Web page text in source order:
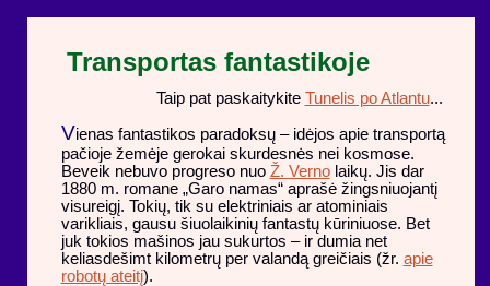
Transportas fantastikoje
Taip pat paskaitykite Tunelis po Atlantu...
Vienas fantastikos paradoksų – idėjos apie transportą
pačioje žemėje gerokai skurdesnės nei kosmose.
Beveik nebuvo progreso nuo Ž. Vernolaikų. Jis dar
1880 m. romane „Garo namas“ aprašė žingsniuojantį
visureigį. Tokių, tik su elektriniais ar atominiais
varikliais, gausu šiuolaikinių fantastų kūriniuose. Bet
juk tokios mašinos jau sukurtos – ir dumia net
keliasdešimt kilometrų per valandą greičiais (žr. apie
robotų ateitį).